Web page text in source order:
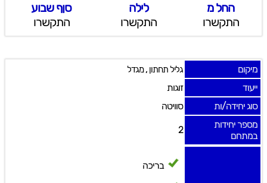
החל מ
התקשרו
לילה
התקשרו
סןף שבוע
התקשרו
מיקום גליל תחתון,מגדל
ייעוד
זוגות
סוג יחידה/ות
סוויטה
מספר יחידות
במתחם
2
בריכה